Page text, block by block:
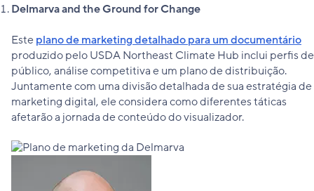
Delmarva and the Ground for Change
Esteplano de marketing detalhado para um documentário
produzido pelo USDA Northeast Climate Hub inclui perfis de
público, análise competitiva e um plano de distribuição.
Juntamente com uma divisão detalhada de sua estratégia de
marketing digital, ele considera como diferentes táticas
afetarão a jornada de conteúdo do visualizador.